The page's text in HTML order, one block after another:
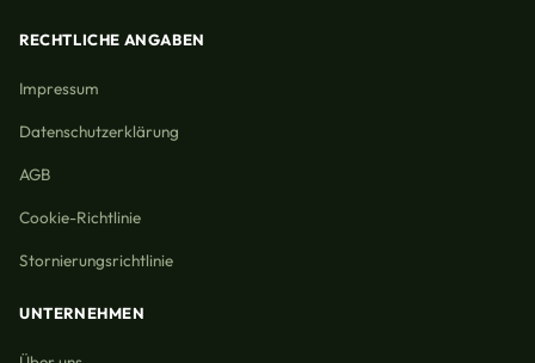
RECHTLICHE ANGABEN
Impressum
Datenschutzerklärung
AGB
Cookie-Richtlinie
Stornierungsrichtlinie
UNTERNEHMEN